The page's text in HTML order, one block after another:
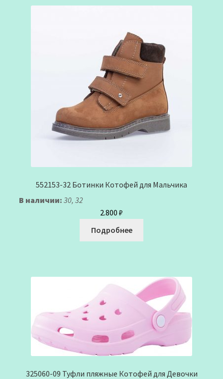
552153-32 Ботинки Котофей для Мальчика
В наличии: 30, 32
2.800 ₽
Подробнее
325060-09 Туфли пляжные Котофей для Девочки